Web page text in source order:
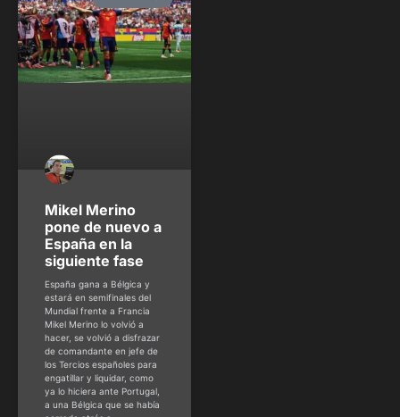
Mikel Merino
pone de nuevo a
España en la
siguiente fase
España gana a Bélgica y
estará en semifinales del
Mundial frente a Francia
Mikel Merino lo volvió a
hacer, se volvió a disfrazar
de comandante en jefe de
los Tercios españoles para
engatillar y liquidar, como
ya lo hiciera ante Portugal,
a una Bélgica que se había